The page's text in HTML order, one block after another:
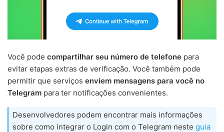
Você pode compartilhar seu número de telefone para
evitar etapas extras de verificação. Você também pode
permitir que serviços enviem mensagens para você no
Telegram para ter notificações convenientes.
Desenvolvedores podem encontrar mais informações
sobre como integrar o Login com o Telegram neste guia